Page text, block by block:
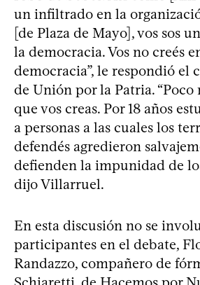
un infiltrado en la
[de Plaza de Mayo], vos sos
la democracia. Vos no creés
democracia”, le respondió el
de Unión por la Patria.
que vos creas. Por 18 años
a personas a las cuales los
defendés agredieron
defienden la impunidad de
dijo Villarruel.
En esta discusión no se
participantes en el debate,
Randazzo, compañero de